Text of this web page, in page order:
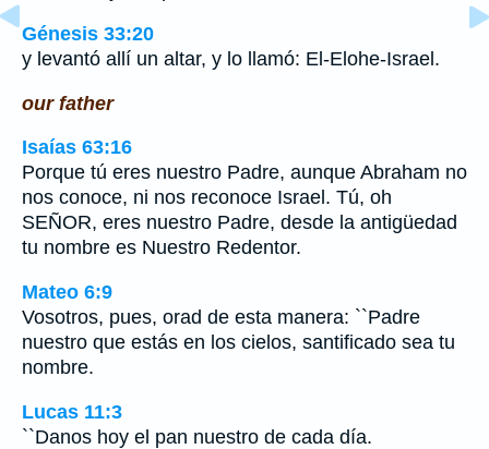
Génesis 33:20
y levantó allí un altar, y lo llamó: El-Elohe-Israel.
our father
Isaías 63:16
Porque tú eres nuestro Padre, aunque Abraham no
nos conoce, ni nos reconoce Israel. Tú, oh
SEÑOR, eres nuestro Padre, desde la antigüedad
tu nombre es Nuestro Redentor.
Mateo 6:9
Vosotros, pues, orad de esta manera: ``Padre
nuestro que estás en los cielos, santificado sea tu
nombre.
Lucas 11:3
``Danos hoy el pan nuestro de cada día.